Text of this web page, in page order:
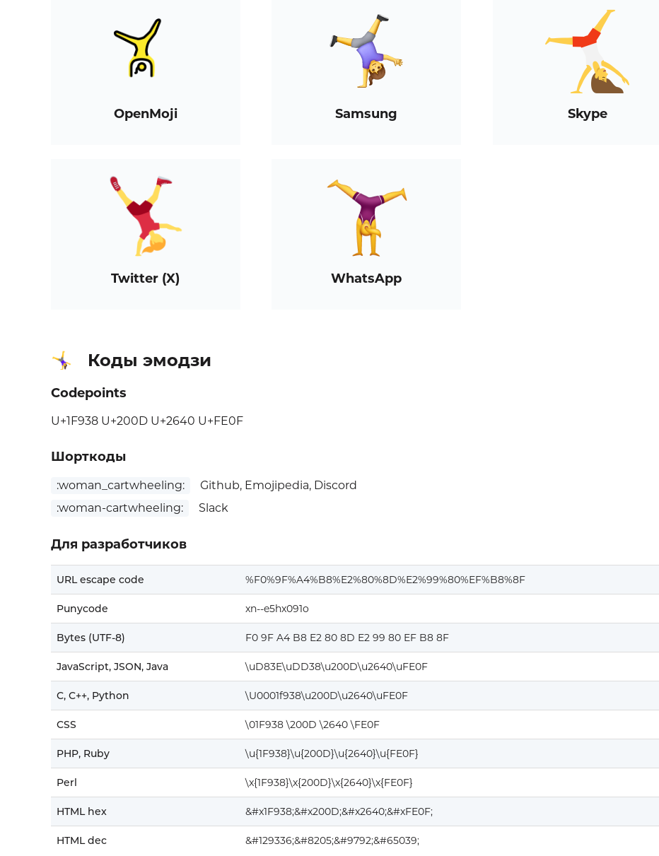
OpenMoji Samsung Skype
Twitter (X) WhatsApp
🤸‍♀️ Коды эмодзи
Codepoints
U+1F938 U+200D U+2640 U+FE0F
Шорткоды
:woman_cartwheeling:
Github, Emojipedia, Discord
:woman-cartwheeling:
Slack
Для разработчиков
URL escape code %F0%9F%A4%B8%E2%80%8D%E2%99%80%EF%B8%8F
Punycode xn--e5hx091o
Bytes (UTF-8) F0 9F A4 B8 E2 80 8D E2 99 80 EF B8 8F
JavaScript, JSON, Java \uD83E\uDD38\u200D\u2640\uFE0F
C, C++, Python \U0001f938\u200D\u2640\uFE0F
CSS \01F938 \200D \2640 \FE0F
PHP, Ruby \u{1F938}\u{200D}\u{2640}\u{FE0F}
Perl \x{1F938}\x{200D}\x{2640}\x{FE0F}
HTML hex &#x1F938;&#x200D;&#x2640;&#xFE0F;
HTML dec &#129336;&#8205;&#9792;&#65039;